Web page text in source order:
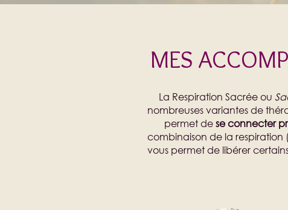
MES
La Respiration Sacrée ou
nombreuses variantes de
permet dese connecter
combinaison de la
vous permet de libérer